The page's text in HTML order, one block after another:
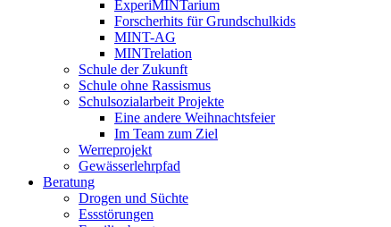
ExperiMINTarium
Forscherhits für Grundschulkids
MINT-AG
MINTrelation
Schule der Zukunft
Schule ohne Rassismus
Schulsozialarbeit Projekte
Eine andere Weihnachtsfeier
Im Team zum Ziel
Werreprojekt
Gewässerlehrpfad
Beratung
Drogen und Süchte
Essstörungen